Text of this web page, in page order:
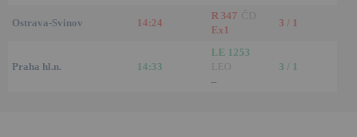
Ostrava-Svinov 14:24
R 347
Ex1
3 / 1
Praha hl.n. 14:33
LE 1253
LEO
–
3 / 1